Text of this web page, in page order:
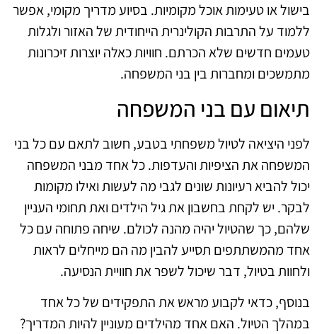
בישול או טעימות אוכל מקומיות. בסיוע מדריך מקומי, אפשר
ללמוד על התרבות הקולינרית הייחודית של האזור ולגלות
טעמים חדשים שלא הכרתם. חוויות כאלה יוצרות זיכרונות
מתמשכים ומחברות בין בני המשפחה.
תיאום עם בני המשפחה
לפני היציאה לטיול משפחתי בטבע, חשוב לתאם עם כל בני
המשפחה את הציפיות והעדפות. כל אחד מבני המשפחה
יכול להביא רעיונות שונים לגבי מה לעשות ואילו מקומות
לבקר. יש לקחת בחשבון את גיל הילדים ואת תחומי העניין
שלהם, כך שהטיול יהיה מהנה לכולם. שיחה פתוחה עם כל
אחד מהמשתתפים תסייע להבין מה הם מייחלים לראות
ולחוות בטיול, דבר שיכול לשפר את חוויית הנסיעה.
בנוסף, כדאי לקבוע מראש את התפקידים של כל אחד
במהלך הטיול. האם אחד מהילדים מעוניין להיות המדריך?